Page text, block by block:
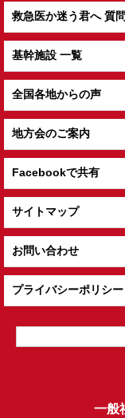
救急医か迷う君へ 質
基幹施設 一覧
全国各地からの声
地方会のご案内
Facebookで共有
サイトマップ
お問い合わせ
プライバシーポリシー
一般